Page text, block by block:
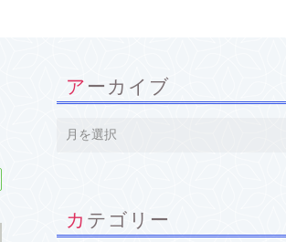
アーカイブ
カテゴリー